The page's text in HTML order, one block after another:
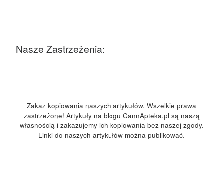
Nasze Zastrzeżenia:
Zakaz kopiowania naszych artykułów. Wszelkie prawa
zastrzeżone! Artykuły na blogu CannApteka.pl są naszą
własnością i zakazujemy ich kopiowania bez naszej zgody.
Linki do naszych artykułów można publikować.